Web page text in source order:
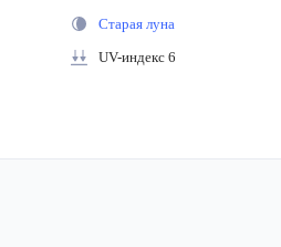
Старая луна
UV-индекс 6